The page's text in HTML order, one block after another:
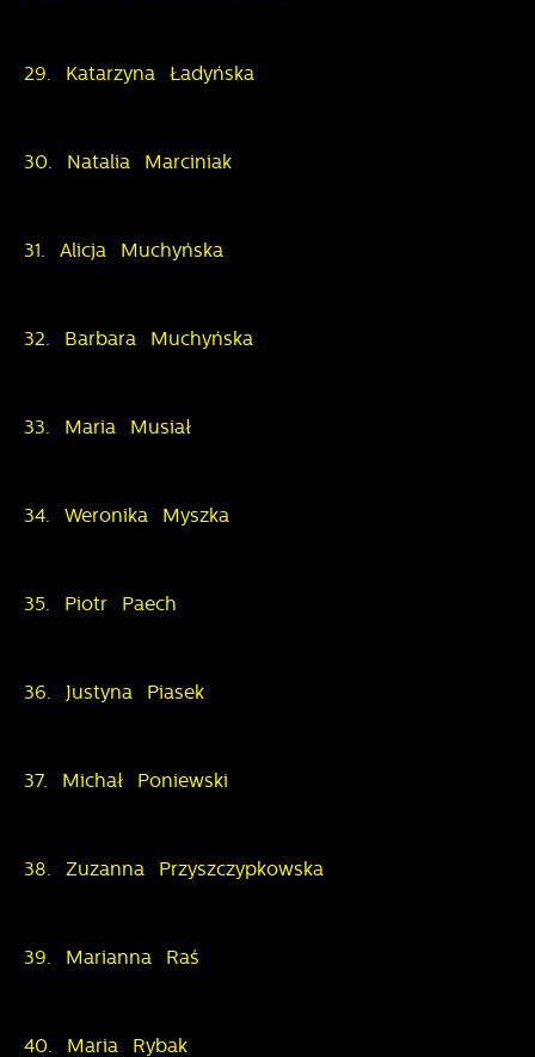
29. Katarzyna Ładyńska
30. Natalia Marciniak
31. Alicja Muchyńska
32. Barbara Muchyńska
33. Maria Musiał
34. Weronika Myszka
35. Piotr Paech
36. Justyna Piasek
37. Michał Poniewski
38. Zuzanna Przyszczypkowska
39. Marianna Raś
40. Maria Rybak